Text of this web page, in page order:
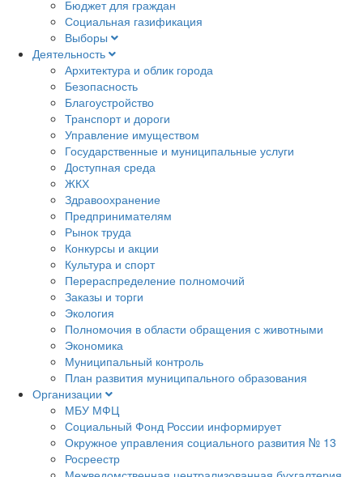
Бюджет для граждан
Социальная газификация
Выборы
Деятельность
Архитектура и облик города
Безопасность
Благоустройство
Транспорт и дороги
Управление имуществом
Государственные и муниципальные услуги
Доступная среда
ЖКХ
Здравоохранение
Предпринимателям
Рынок труда
Конкурсы и акции
Культура и спорт
Перераспределение полномочий
Заказы и торги
Экология
Полномочия в области обращения с животными
Экономика
Муниципальный контроль
План развития муниципального образования
Организации
МБУ МФЦ
Социальный Фонд России информирует
Окружное управления социального развития № 13
Росреестр